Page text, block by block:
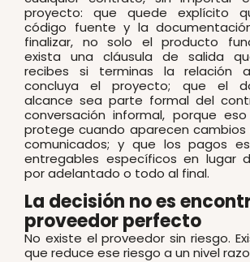
proyecto: que quede explícito
código fuente y la
finalizar, no solo el producto
exista una cláusula de salida
recibes si terminas la relación
concluya el proyecto; que el
alcance sea parte formal del
conversación informal, porque
protege cuando aparecen
comunicados; y que los pagos
entregables específicos en lugar
por adelantado o todo al final.
La decisión no es
proveedor perfecto
No existe el proveedor sin riesgo.
que reduce ese riesgo a un nivel